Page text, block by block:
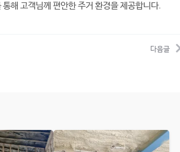
해 고객님께 편안한 주거 환경을 제공합니다.
다음글